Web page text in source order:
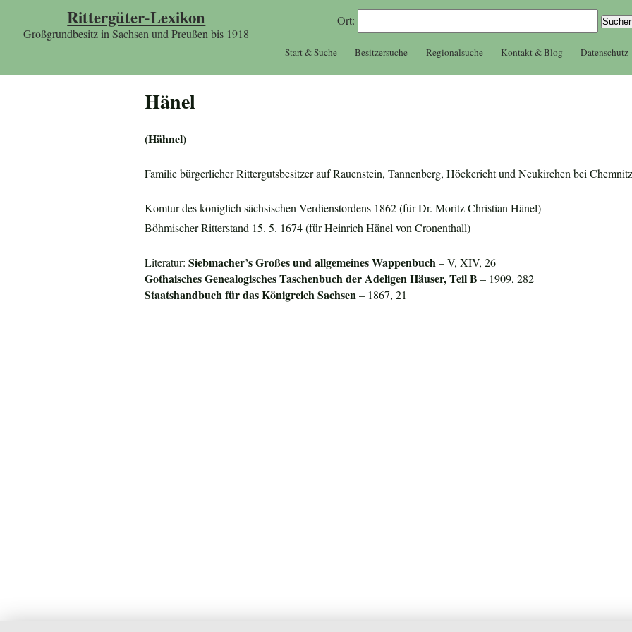
Rittergüter-Lexikon
Großgrundbesitz in Sachsen und Preußen bis 1918
Ort:
Start & Suche Besitzersuche Regionalsuche Kontakt & Blog Datenschutz
Hänel
(Hähnel)
Familie bürgerlicher Rittergutsbesitzer auf Rauenstein, Tannenberg, Höckericht und Neukirchen bei Chemnitz
Komtur des königlich sächsischen Verdienstordens 1862 (für Dr. Moritz Christian Hänel)
Böhmischer Ritterstand 15. 5. 1674 (für Heinrich Hänel von Cronenthall)
Literatur:Siebmacher’s Großes und allgemeines Wappenbuch– V, XIV, 26
Gothaisches Genealogisches Taschenbuch der Adeligen Häuser, Teil B – 1909, 282
Staatshandbuch für dasKönigreich Sachsen– 1867, 21